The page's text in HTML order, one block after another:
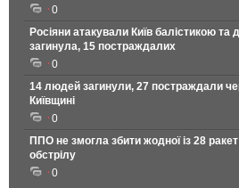
0
Росіяни атакували Київ балістикою
загинула, 15 постраждалих
0
14 людей загинули, 27 постраждали
Київщині
0
ППО не змогла збити жодної із 28
обстрілу
0